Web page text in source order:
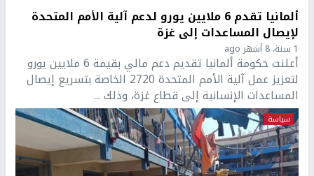
ألمانيا تقدم 6 ملايين يورو لدعم آلية الأمم المتحدة
لإيصال المساعدات إلى غزة
1 سنة، 8 أشهر ago
أعلنت حكومة ألمانيا تقديم دعم مالي بقيمة 6 ملايين يورو
لتعزيز عمل آلية الأمم المتحدة 2720 الخاصة بتسريع إيصال
المساعدات الإنسانية إلى قطاع غزة، وذلك ...
سياسة